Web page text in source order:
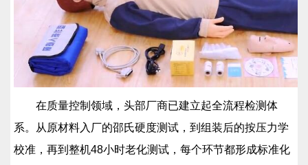
在质量控制领域，头部厂商已建立起全流程检测体
系。从原材料入厂的邵氏硬度测试，到组装后的按压力学
校准，再到整机48小时老化测试，每个环节都形成标准化